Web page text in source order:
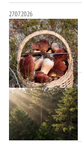
27.07.2026
27.07.2026